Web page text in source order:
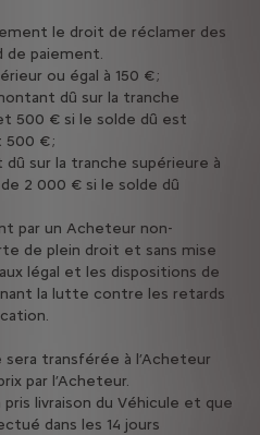
le droit de réclamer des
de paiement.
ou égal à 150 € ;
dû sur la tranche
500 € si le solde dû est
500 € ;
sur la tranche supérieure à
2 000 € si le solde dû
par un Acheteur non-
de plein droit et sans mise
légal et les dispositions de
la lutte contre les retards
transférée à l’Acheteur
par l’Acheteur.
pris livraison du Véhicule et que
dans les 14 jours